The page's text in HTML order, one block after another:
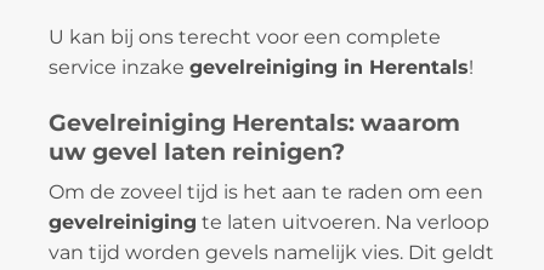
U kan bij ons terecht voor een complete
service inzake gevelreiniging in Herentals!
Gevelreiniging Herentals: waarom
uw gevel laten reinigen?
Om de zoveel tijd is het aan te raden om een
gevelreiniging te laten uitvoeren. Na verloop
van tijd worden gevels namelijk vies. Dit geldt